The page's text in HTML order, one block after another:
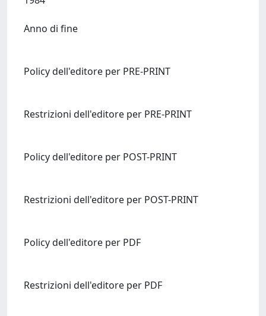
Anno di fine
Policy dell'editore per PRE-PRINT
Restrizioni dell'editore per PRE-PRINT
Policy dell'editore per POST-PRINT
Restrizioni dell'editore per POST-PRINT
Policy dell'editore per PDF
Restrizioni dell'editore per PDF